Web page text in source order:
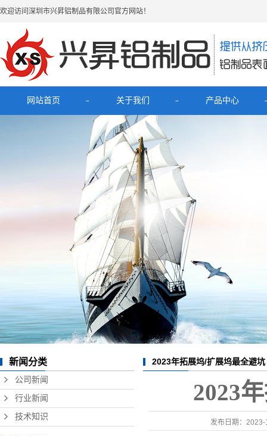
欢迎访问深圳市兴昇铝制品有限公司官方网站！
网站首页 关于我们
公司简介
联系我们
产品中心
移动电源充电宝铝外壳
数据线铝外壳
硬盘盒铝外壳
新闻分类
公司新闻
行业新闻
技术知识
2023年拓展坞/扩展坞最全避
2023
发布日期： 2023-